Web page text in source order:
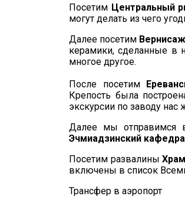
Посетим Центральный
могут делать из чего
Далее посетим Вернисаж
керамики, сделанные в
многое другое.
После посетим
Крепость была
экскурсии по заводу
Далее мы отправимся
Эчмиадзинский
Посетим развалины
включены в список
Трансфер в аэропорт